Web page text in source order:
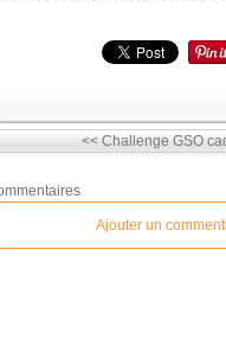
<< Challenge GSO
Ajouter un